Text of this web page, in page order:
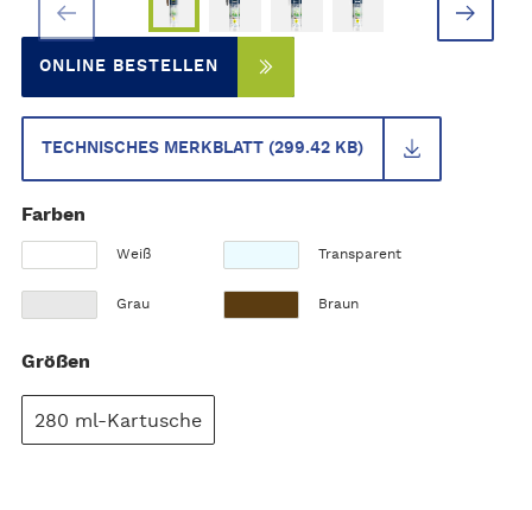
ONLINE BESTELLEN
TECHNISCHES MERKBLATT (299.42 KB)
Farben
Weiß Transparent
Grau Braun
Größen
280 ml-Kartusche